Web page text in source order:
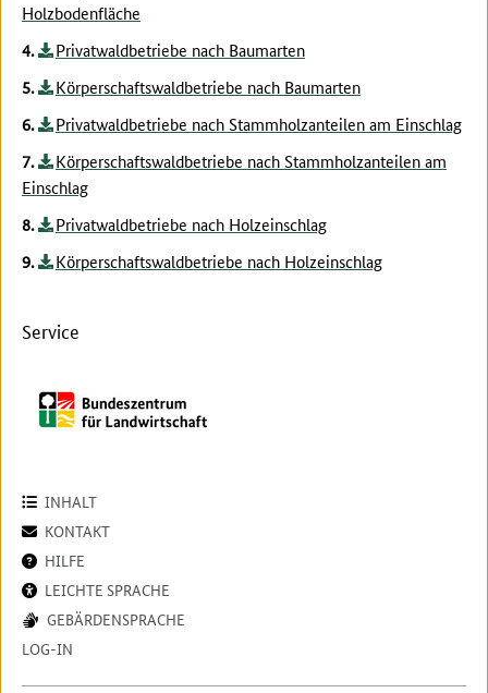
Holzbodenfläche
Privatwaldbetriebe nach Baumarten
Körperschaftswaldbetriebe nach Baumarten
Privatwaldbetriebe nach Stammholzanteilen am Einschlag
Körperschaftswaldbetriebe nach Stammholzanteilen am
Einschlag
Privatwaldbetriebe nach Holzeinschlag
Körperschaftswaldbetriebe nach Holzeinschlag
Service
INHALT
KONTAKT
HILFE
LEICHTE SPRACHE
GEBÄRDENSPRACHE
LOG-IN